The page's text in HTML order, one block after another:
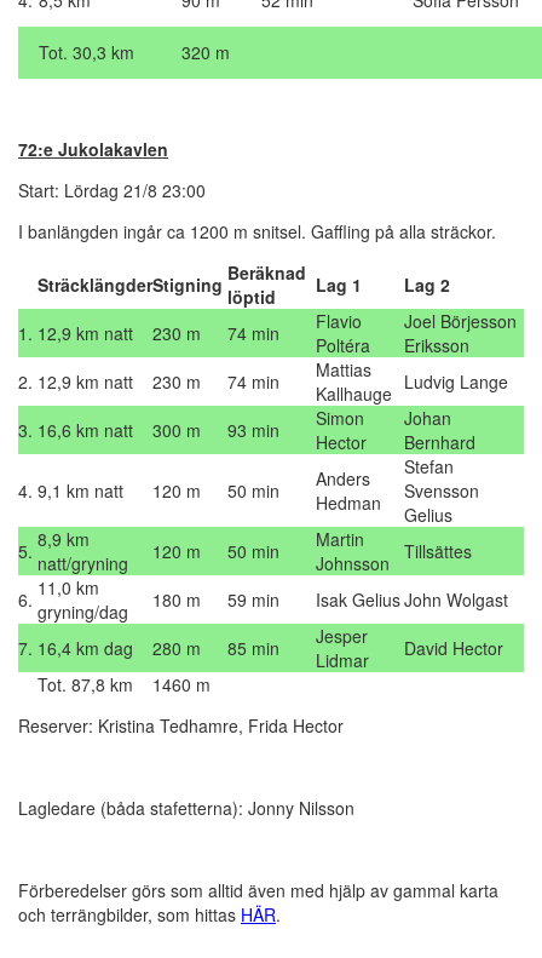
Tot. 30,3 km 320 m
72:e Jukolakavlen
Start: Lördag 21/8 23:00
I banlängden ingår ca 1200 m snitsel. Gaffling på alla sträckor.
SträcklängderStigning Beräknad
löptid
Lag 1
Lag 2
1. 12,9 km natt 230 m 74 min
Flavio
Poltéra
Joel Börjesson
Eriksson
2. 12,9 km natt 230 m 74 min
Mattias
Kallhauge Ludvig Lange
3. 16,6 km natt 300 m 93 min
Simon
Hector
Johan
Bernhard
4. 9,1 km natt 120 m 50 min
Anders
Hedman
Stefan
Svensson
Gelius
5. 8,9 km
natt/gryning
120 m 50 min
Martin
Johnsson
Tillsättes
6. 11,0 km
gryning/dag
180 m 59 min Isak GeliusJohn Wolgast
7. 16,4 km dag 280 m 85 min
Jesper
Lidmar
David Hector
Tot. 87,8 km
1460 m
Reserver: Kristina Tedhamre, Frida Hector
Lagledare (båda stafetterna): Jonny Nilsson
Förberedelser görs som alltid även med hjälp av gammal karta
och terrängbilder, som hittas HÄR.